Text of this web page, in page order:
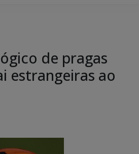
de pragas
estrangeiras ao